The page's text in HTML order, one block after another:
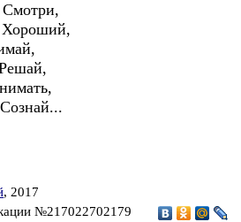
Хороший,
, 2017
№217022702179